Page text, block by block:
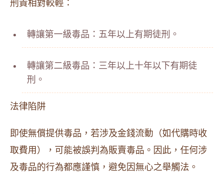
刑責相對較輕：
轉讓第一級毒品：五年以上有期徒刑。
轉讓第二級毒品：三年以上十年以下有期徒
刑。
法律陷阱
即使無償提供毒品，若涉及金錢流動（如代購時收
取費用），可能被誤判為販賣毒品。因此，任何涉
及毒品的行為都應謹慎，避免因無心之舉觸法。